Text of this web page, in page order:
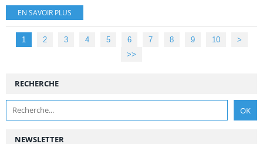
EN SAVOIR PLUS
1 2 3 4 5 6 7 8 9 10
>
>>
NEWSLETTER
RECHERCHE